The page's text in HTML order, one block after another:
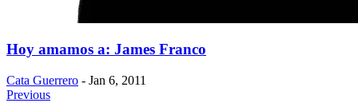
Hoy amamos a: James Franco
Cata Guerrero - Jan 6, 2011
Previous